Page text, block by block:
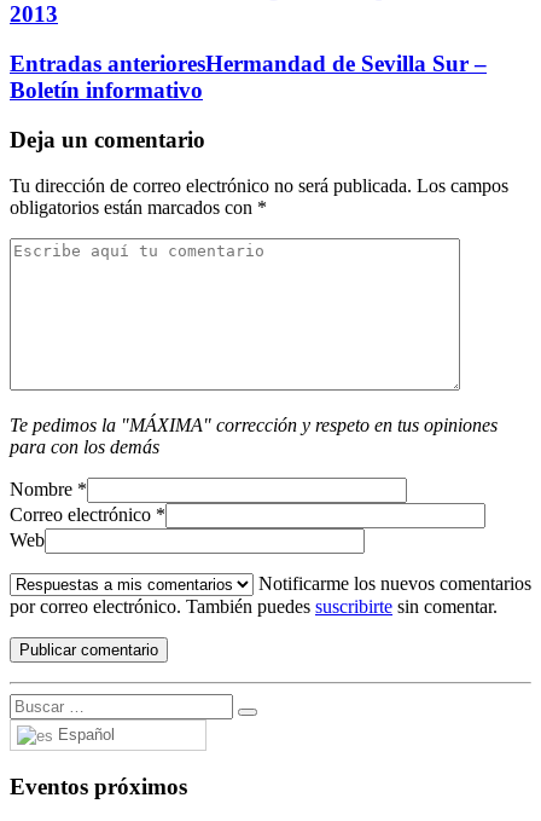
2013
Entradas anterioresHermandad de Sevilla Sur –
Boletín informativo
Deja un comentario
Tu dirección de correo electrónico no será publicada. Los campos
obligatorios están marcados con *
Te pedimos la "MÁXIMA" corrección y respeto en tus opiniones
para con los demás
Nombre *
Correo electrónico *
Web
Notificarme los nuevos comentarios
por correo electrónico. También puedes suscribirte sin comentar.
Español
Eventos próximos